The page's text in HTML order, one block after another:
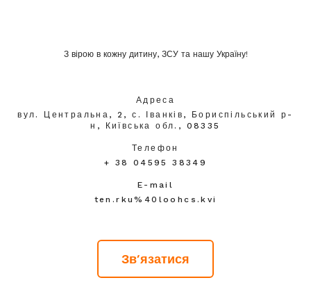
З вірою в кожну дитину, ЗСУ та нашу Україну!
Адреса
вул. Центральна, 2, с. Іванків, Бориспільський р-
н, Київська обл., 08335
Телефон
+ 38 04595 38349
E-mail
ten.rku%40loohcs.kvi
Зв'язатися